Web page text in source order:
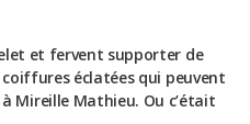
et fervent supporter de
coiffures éclatées qui peuvent
Mireille Mathieu. Ou c’était